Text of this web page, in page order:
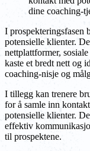
dine coaching-
I prospekteringsfasen
potensielle klienter.
nettplattformer,
kaste et bredt nett og
coaching-nisje og
I tillegg kan trenere
for å samle inn
potensielle klienter.
effektiv
til prospektene.